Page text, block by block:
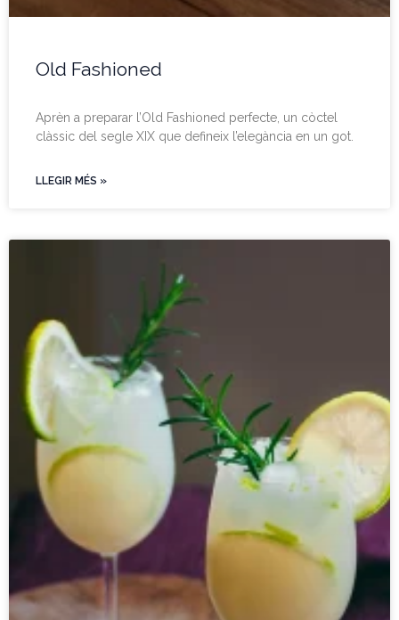
Old Fashioned
Aprèn a preparar l’Old Fashioned perfecte, un còctel
clàssic del segle XIX que defineix l’elegància en un got.
LLEGIR MÉS »